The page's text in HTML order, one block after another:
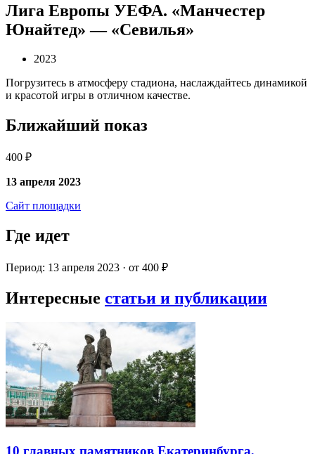
Лига Европы УЕФА. «Манчестер
Юнайтед» — «Севилья»
2023
Погрузитесь в атмосферу стадиона, наслаждайтесь динамикой
и красотой игры в отличном качестве.
Ближайший показ
400 ₽
13 апреля 2023
Сайт площадки
Где идет
Период: 13 апреля 2023 · от 400 ₽
Интересные статьи и публикации
10 главных памятников Екатеринбурга,